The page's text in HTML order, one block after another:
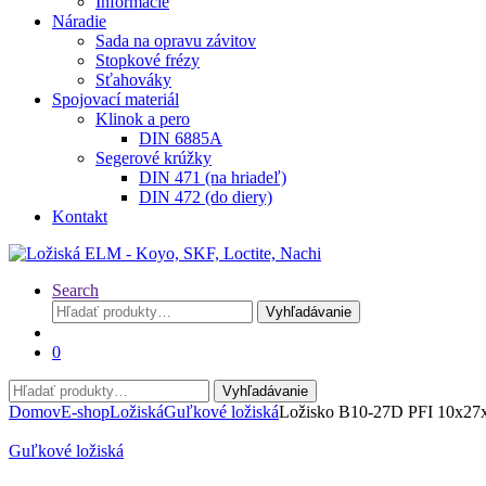
Náradie
Sada na opravu závitov
Stopkové frézy
Sťahováky
Spojovací materiál
Klinok a pero
DIN 6885A
Segerové krúžky
DIN 471 (na hriadeľ)
DIN 472 (do diery)
Kontakt
Search
Hľadať:
Vyhľadávanie
0
Hľadať:
Vyhľadávanie
DomovE-shopLožiskáGuľkové ložiskáLožisko B10-27D PFI
Guľkové ložiská